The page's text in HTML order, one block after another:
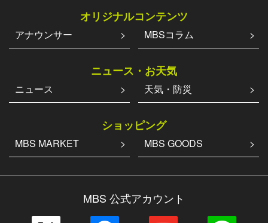
オリジナルコンテンツ
アナウンサー MBSコラム
ニュース・お天気
ニュース 天気・防災
ショッピング
MBS MARKET MBS GOODS
MBS 公式アカウント